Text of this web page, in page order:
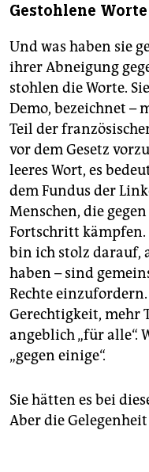
Gestohlene Worte
Und was haben sie
ihrer Abneigung
stohlen die Worte.
Demo, bezeichnet –
Teil der
vor dem Gesetz
leeres Wort, es
dem Fundus der
Menschen, die
Fortschritt kämpfen.
bin ich stolz darauf,
haben – sind
Rechte
Gerechtigkeit, mehr
angeblich „für alle“.
„gegen einige“.
Sie hätten es bei
Aber die